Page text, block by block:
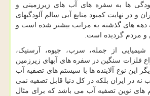
ها به سفره های آب های زیرزمینی و
و در نهایت کمبود منابع آبی سالم آلودگیهای
دهه های گذشته به مراتب بیشتر شده است و
و مردم گردیده است.
شیمیایی از جمله، سرب، جیوه، آرسنیک،
فلزات سنگین در سفره های آبهای زیرزمین
این نوع آلاینده ها با سیستم های تصفیه آب
در ایران بلکه در کل دنیا قابل تصفیه نمی
های نوین تصفیه آب می باشد که برای مثال